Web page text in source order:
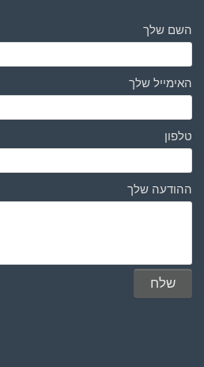
השם שלך
האימייל שלך
טלפון
ההודעה שלך